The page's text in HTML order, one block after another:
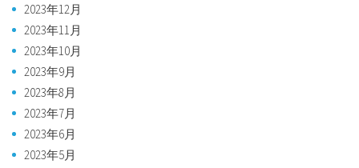
2023年12月
2023年11月
2023年10月
2023年9月
2023年8月
2023年7月
2023年6月
2023年5月